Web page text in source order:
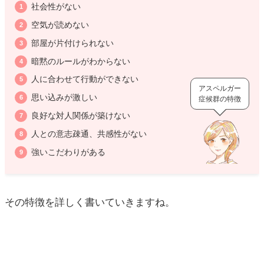
社会性がない
空気が読めない
部屋が片付けられない
暗黙のルールがわからない
人に合わせて行動ができない
思い込みが激しい
良好な対人関係が築けない
人との意志疎通、共感性がない
強いこだわりがある
アスペルガー
症候群の特徴
その特徴を詳しく書いていきますね。